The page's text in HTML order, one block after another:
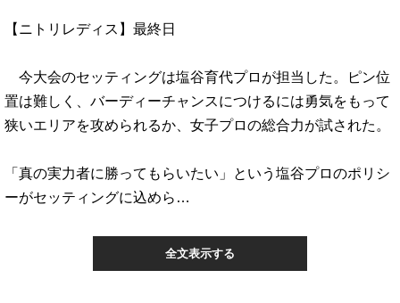
【ニトリレディス】最終日
今大会のセッティングは塩谷育代プロが担当した。ピン位
置は難しく、バーディーチャンスにつけるには勇気をもって
狭いエリアを攻められるか、女子プロの総合力が試された。
「真の実力者に勝ってもらいたい」という塩谷プロのポリシ
ーがセッティングに込めら…
全文表示する